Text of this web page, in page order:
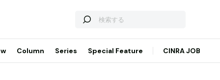
Column Series Special Feature CINRA JOB